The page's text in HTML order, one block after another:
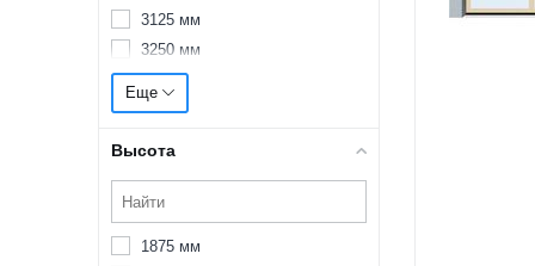
3125 мм
3250 мм
3375 мм
3500 мм
3875 мм
4000 мм
Еще
Высота
1875 мм